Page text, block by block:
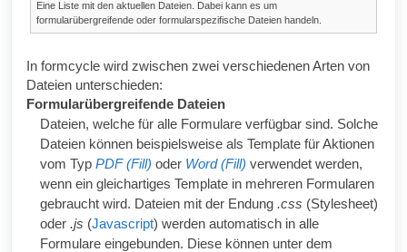
Eine Liste mit den aktuellen Dateien. Dabei kann es um
formularübergreifende oder formularspezifische Dateien handeln.
In formcycle wird zwischen zwei verschiedenen Arten von
Dateien unterschieden:
Formularübergreifende Dateien
Dateien, welche für alle Formulare verfügbar sind. Solche
Dateien können beispielsweise als Template für Aktionen
vom Typ PDF (Fill) oder Word (Fill) verwendet werden,
wenn ein gleichartiges Template in mehreren Formularen
gebraucht wird. Dateien mit der Endung .css (Stylesheet)
oder .js (Javascript) werden automatisch in alle
Formulare eingebunden. Diese können unter dem